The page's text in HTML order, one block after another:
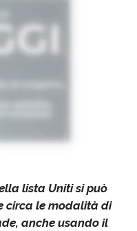
lista Uniti si può
circa le modalità di
anche usando il